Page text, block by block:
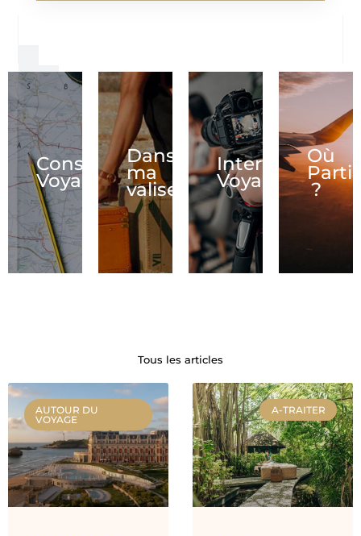
Conseils
Voyage
Dans
ma
valise
Interview
Voyage
Où
Partir
?
Tous les articles
AUTOUR DU
VOYAGE
A-TRAITER